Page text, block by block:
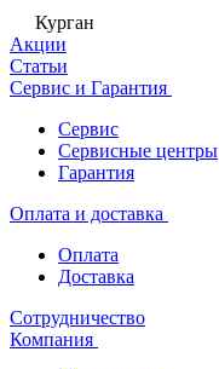
Курган
Акции
Статьи
Сервис и Гарантия
Сервис
Сервисные центры
Гарантия
Оплата и доставка
Оплата
Доставка
Сотрудничество
Компания